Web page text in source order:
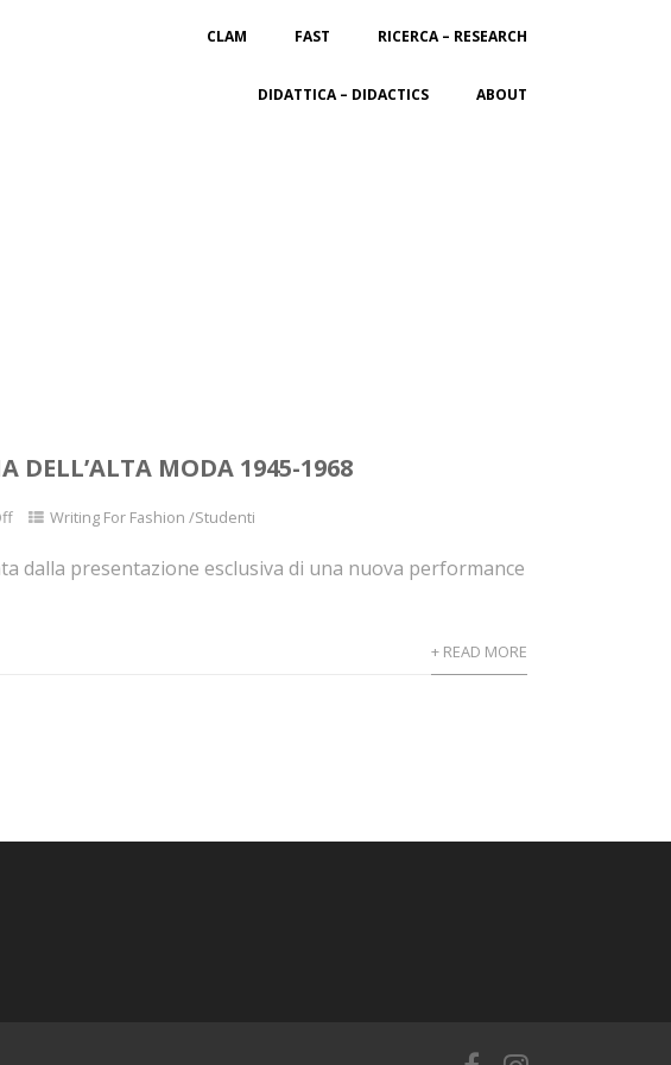
CLAM FAST RICERCA – RESEARCH
DIDATTICA – DIDACTICS ABOUT
DELL’ALTA MODA 1945-1968
Writing For Fashion /Studenti
dalla presentazione esclusiva di una nuova performance
+ READ MORE